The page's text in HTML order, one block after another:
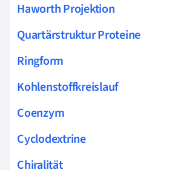
Haworth Projektion
Quartärstruktur Proteine
Ringform
Kohlenstoffkreislauf
Coenzym
Cyclodextrine
Chiralität